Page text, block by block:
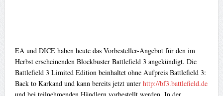
EA und DICE haben heute das Vorbesteller-Angebot für den im
Herbst erscheinenden Blockbuster Battlefield 3 angekündigt. Die
Battlefield 3 Limited Edition beinhaltet ohne Aufpreis Battlefield 3:
Back to Karkand und kann bereits jetzt unter http://bf3.battlefield.de